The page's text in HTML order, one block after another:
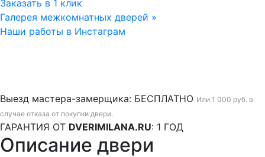
Заказать в 1 клик
Галерея межкомнатных дверей »
Наши работы в Инстаграм
Выезд мастера-замерщика: БЕСПЛАТНО Или 1 000 руб. в
случае отказа от покупки двери.
ГАРАНТИЯ ОТ DVERIMILANA.RU: 1 ГОД
Описание двери